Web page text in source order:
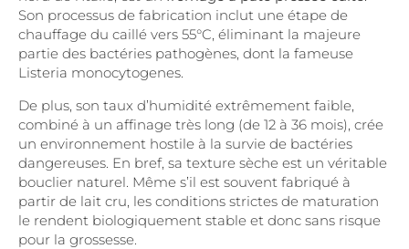
Son processus de fabrication inclut une étape de
chauffage du caillé vers 55°C, éliminant la majeure
partie des bactéries pathogènes, dont la fameuse
Listeria monocytogenes.
De plus, son taux d’humidité extrêmement faible,
combiné à un affinage très long (de 12 à 36 mois), crée
un environnement hostile à la survie de bactéries
dangereuses. En bref, sa texture sèche est un véritable
bouclier naturel. Même s’il est souvent fabriqué à
partir de lait cru, les conditions strictes de maturation
le rendent biologiquement stable et donc sans risque
pour la grossesse.